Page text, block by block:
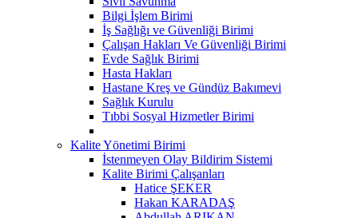
Bilgi İşlem Birimi
İş Sağlığı ve Güvenliği Birimi
Çalışan Hakları Ve Güvenliği Birimi
Evde Sağlık Birimi
Hasta Hakları
Hastane Kreş ve Gündüz Bakımevi
Sağlık Kurulu
Tıbbi Sosyal Hizmetler Birimi
Kalite Yönetimi Birimi
İstenmeyen Olay Bildirim Sistemi
Kalite Birimi Çalışanları
Hatice ŞEKER
Hakan KARADAŞ